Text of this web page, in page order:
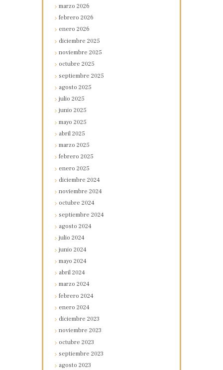
marzo2026
febrero2026
enero2026
diciembre2025
noviembre2025
octubre2025
septiembre2025
agosto2025
julio2025
junio2025
mayo2025
abril2025
marzo2025
febrero2025
enero2025
diciembre2024
noviembre2024
octubre2024
septiembre2024
agosto2024
julio2024
junio2024
mayo2024
abril2024
marzo2024
febrero2024
enero2024
diciembre2023
noviembre2023
octubre2023
septiembre2023
agosto2023